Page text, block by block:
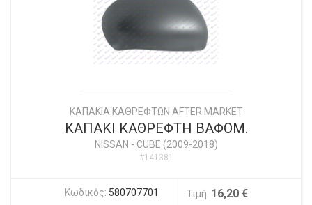
ΚΑΠΑΚΙΑ ΚΑΘΡΕΦΤΩΝ AFTER MARKET
ΚΑΠΑΚΙ ΚΑΘΡΕΦΤΗ ΒΑΦΟΜ.
NISSAN - CUBE (2009-2018)
#141381
Κωδικός: 580707701 Τιμή: 16,20 €